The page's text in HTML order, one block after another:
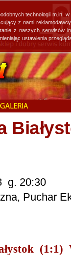
g. 20:30
Puchar
(1:1)
technologii
z nami
z naszych
ustawienia